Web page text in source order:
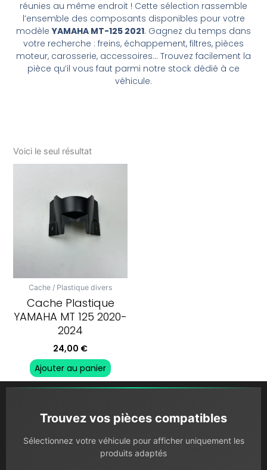
réunies au même endroit ! Cette sélection rassemble
l’ensemble des composants disponibles pour votre
modèleYAMAHA MT-125 2021. Gagnez du temps dans
votre recherche : freins, échappement, filtres, pièces
moteur, carosserie, accessoires… Trouvez facilement la
pièce qu’il vous faut parmi notre stock dédié à ce
véhicule.
Voici le seul résultat
Cache / Plastique divers
Cache Plastique
YAMAHA MT 125 2020-
2024
24,00 €
Ajouter au panier
Trouvez vos pièces compatibles
Sélectionnez votre véhicule pour afficher uniquement les
produits adaptés